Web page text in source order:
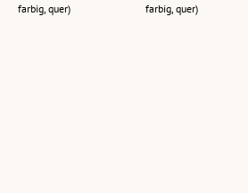
farbig, quer)
farbig, quer)